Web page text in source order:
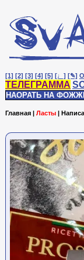
[1] [2] [3] [4] [5] [♩] [✎]
ТЕЛЕГРАММА
НАОРАТЬ НА
Главная | Ласты |